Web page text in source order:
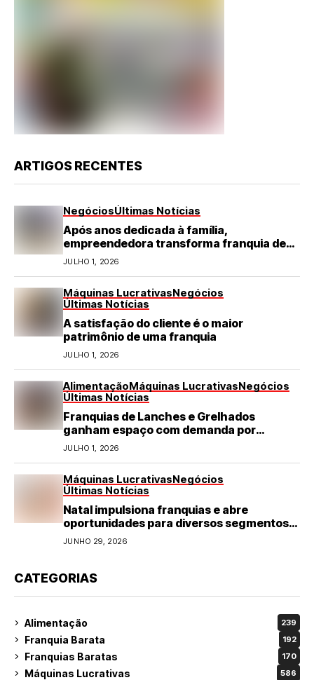
ARTIGOS RECENTES
NegóciosÚltimas Notícias
Após anos dedicada à família,
empreendedora transforma franquia de
turismo em negócio de destaque no RN
JULHO 1, 2026
Máquinas LucrativasNegócios
Últimas Notícias
A satisfação do cliente é o maior
patrimônio de uma franquia
JULHO 1, 2026
AlimentaçãoMáquinas LucrativasNegócios
Últimas Notícias
Franquias de Lanches e Grelhados
ganham espaço com demanda por
refeições rápidas e de qualidade
JULHO 1, 2026
Máquinas LucrativasNegócios
Últimas Notícias
Natal impulsiona franquias e abre
oportunidades para diversos segmentos
do varejo
JUNHO 29, 2026
CATEGORIAS
Alimentação 239
Franquia Barata 192
Franquias Baratas 170
Máquinas Lucrativas 586